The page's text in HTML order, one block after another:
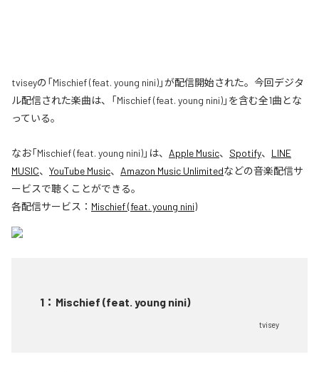
tviseyの「Mischief (feat. young nini)」が配信開始された。今回デジタ
ル配信された楽曲は、「Mischief (feat. young nini)」を含む全1曲とな
っている。
なお「Mischief (feat. young nini)」は、 Apple Music、 Spotify、 LINE
MUSIC、 YouTube Music、 Amazon Music Unlimitedなどの音楽配信サ
ービスで聴くことができる。
各配信サービス： Mischief (feat. young nini)
1 ： Mischief (feat. young nini)
tvisey